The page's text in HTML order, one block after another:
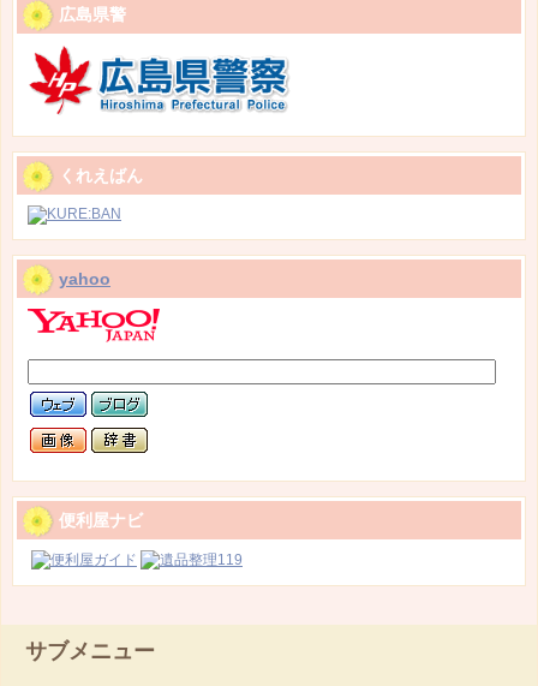
広島県警
くれえばん
yahoo
便利屋ナビ
サブメニュー